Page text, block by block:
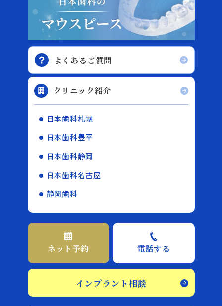
よくあるご質問
クリニック紹介
日本歯科札幌
日本歯科豊平
日本歯科静岡
日本歯科名古屋
静岡歯科
ネット予約 電話する
インプラント相談